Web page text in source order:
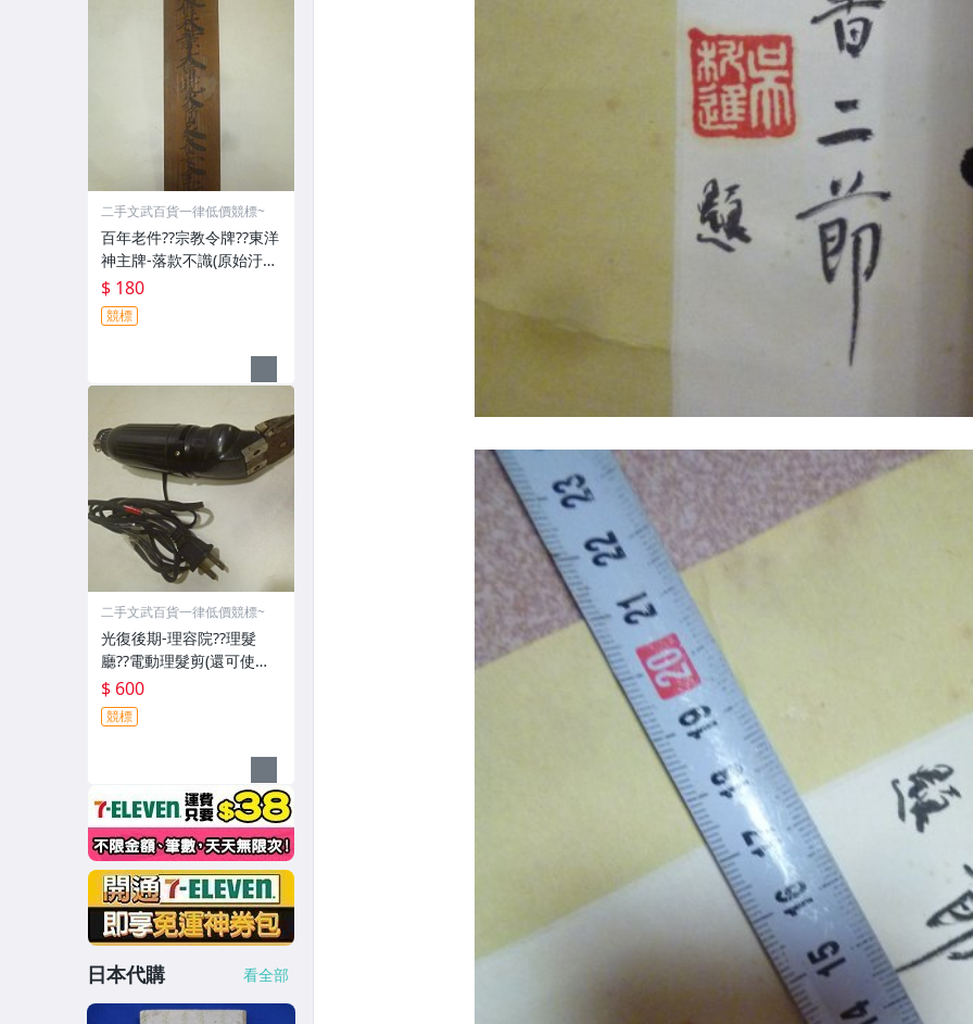
二手文武百貨一律低價競標~
百年老件??宗教令牌??東洋
神主牌-落款不識(原始汙
垢-郵寄免運費)罕見收藏
品-60729
$ 180
競標
二手文武百貨一律低價競標~
光復後期-理容院??理髮
廳??電動理髮剪(還可使用-
郵寄免運費)收藏品~收藏用
$ 600
競標
日本代購 看全部